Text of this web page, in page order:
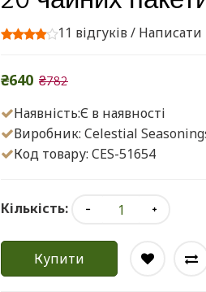
11 відгуків/ Написати
₴640 ₴782
Наявність:Є в наявності
Виробник: Celestial
Код товару: CES-51654
Кількість:
Купити